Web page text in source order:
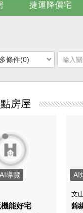
捷運降價宅
條件(0)
房屋
AI導覽
能好宅
AI
文